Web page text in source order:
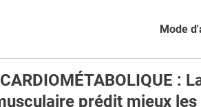
Mode
:
prédit mieux les